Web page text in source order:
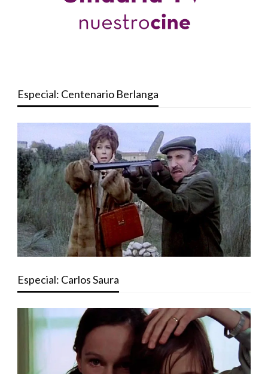
Especial: Centenario Berlanga
Especial: Carlos Saura